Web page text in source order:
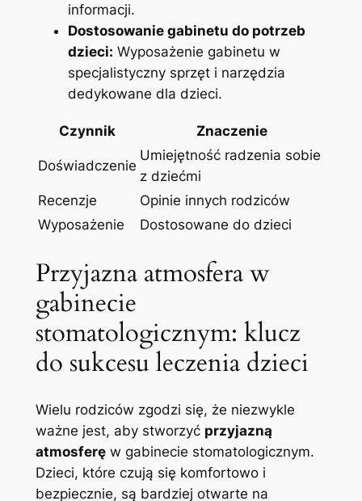
informacji.
Dostosowanie gabinetu ​do potrzeb
dzieci: Wyposażenie gabinetu​ w
‌specjalistyczny sprzęt ⁢i narzędzia
dedykowane dla dzieci.
Czynnik Znaczenie
Doświadczenie
Umiejętność⁣ radzenia sobie
z dziećmi
Recenzje
Opinie‌ innych rodziców
Wyposażenie
Dostosowane do dzieci
Przyjazna‌ atmosfera⁢ w
gabinecie
stomatologicznym: klucz
do sukcesu leczenia ⁤dzieci
Wielu‌ rodziców⁤ zgodzi się, że niezwykle⁢
ważne jest, ‍aby stworzyć przyjazną
⁣atmosferęw gabinecie stomatologicznym.
Dzieci, które ‍czują się komfortowo i
bezpiecznie, są bardziej otwarte​ na